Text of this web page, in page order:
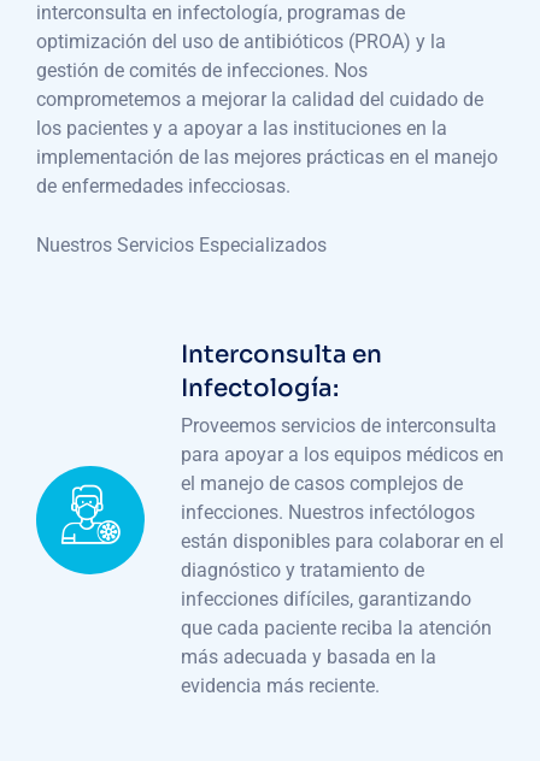
interconsulta en infectología, programas de
optimización del uso de antibióticos (PROA) y la
gestión de comités de infecciones. Nos
comprometemos a mejorar la calidad del cuidado de
los pacientes y a apoyar a las instituciones en la
implementación de las mejores prácticas en el manejo
de enfermedades infecciosas.
Nuestros Servicios Especializados
Interconsulta en
Infectología:
Proveemos servicios de interconsulta
para apoyar a los equipos médicos en
el manejo de casos complejos de
infecciones. Nuestros infectólogos
están disponibles para colaborar en el
diagnóstico y tratamiento de
infecciones difíciles, garantizando
que cada paciente reciba la atención
más adecuada y basada en la
evidencia más reciente.